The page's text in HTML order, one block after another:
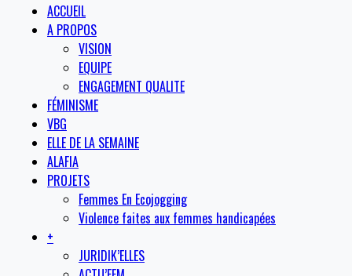
ACCUEIL
A PROPOS
VISION
EQUIPE
ENGAGEMENT QUALITE
FÉMINISME
VBG
ELLE DE LA SEMAINE
ALAFIA
PROJETS
Femmes En Ecojogging
Violence faites aux femmes handicapées
+
JURIDIK’ELLES